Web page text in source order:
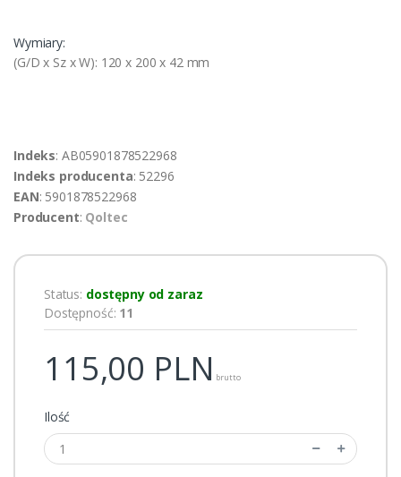
Wymiary:
(G/D x Sz x W): 120 x 200 x 42 mm
Indeks: AB05901878522968
Indeks producenta: 52296
EAN: 5901878522968
Producent: Qoltec
Status: dostępny od zaraz
Dostępność: 11
115,00 PLN brutto
Ilość